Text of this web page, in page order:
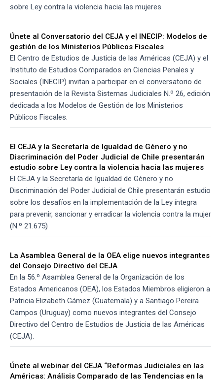
sobre Ley contra la violencia hacia las mujeres
Únete al Conversatorio del CEJA y el INECIP: Modelos de
gestión de los Ministerios Públicos Fiscales
El Centro de Estudios de Justicia de las Américas (CEJA) y el
Instituto de Estudios Comparados en Ciencias Penales y
Sociales (INECIP) invitan a participar en el conversatorio de
presentación de la Revista Sistemas Judiciales N.º 26, edición
dedicada a los Modelos de Gestión de los Ministerios
Públicos Fiscales.
El CEJA y la Secretaría de Igualdad de Género y no
Discriminación del Poder Judicial de Chile presentarán
estudio sobre Ley contra la violencia hacia las mujeres
El CEJA y la Secretaría de Igualdad de Género y no
Discriminación del Poder Judicial de Chile presentarán estudio
sobre los desafíos en la implementación de la Ley íntegra
para prevenir, sancionar y erradicar la violencia contra la mujer
(N.º 21.675)
La Asamblea General de la OEA elige nuevos integrantes
del Consejo Directivo del CEJA
En la 56.º Asamblea General de la Organización de los
Estados Americanos (OEA), los Estados Miembros eligieron a
Patricia Elizabeth Gámez (Guatemala) y a Santiago Pereira
Campos (Uruguay) como nuevos integrantes del Consejo
Directivo del Centro de Estudios de Justicia de las Américas
(CEJA).
Únete al webinar del CEJA “Reformas Judiciales en las
Américas: Análisis Comparado de las Tendencias en la